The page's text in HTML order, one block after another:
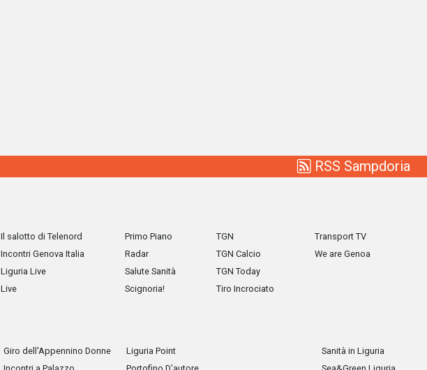
RSS Sampdoria
Il salotto di Telenord
Incontri Genova Italia
Liguria Live
Live
Primo Piano
Radar
Salute Sanità
Scignoria!
TGN
TGN Calcio
TGN Today
Tiro Incrociato
Transport TV
We are Genoa
Giro dell'Appennino Donne
Liguria Point
Sanità in Liguria